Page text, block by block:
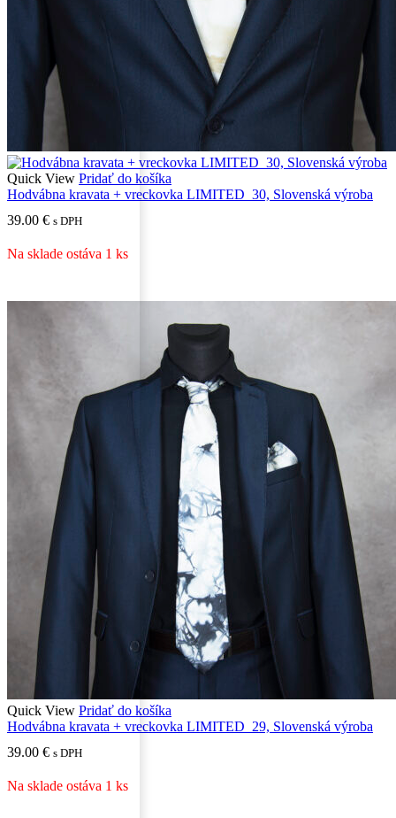
Quick View Pridať do košíka
Hodvábna kravata + vreckovka LIMITED_30, Slovenská výroba
39.00 € s DPH
Na sklade ostáva 1 ks
Quick View Pridať do košíka
Hodvábna kravata + vreckovka LIMITED_29, Slovenská výroba
39.00 € s DPH
Na sklade ostáva 1 ks